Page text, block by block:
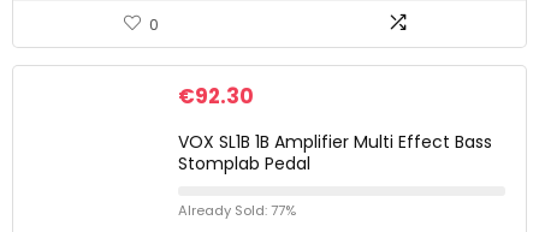
0
€92.30
VOX SL1B 1B Amplifier Multi Effect Bass
Stomplab Pedal
Already Sold: 77%